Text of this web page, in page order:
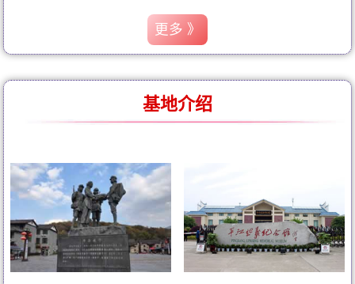
更多 》
基地介绍